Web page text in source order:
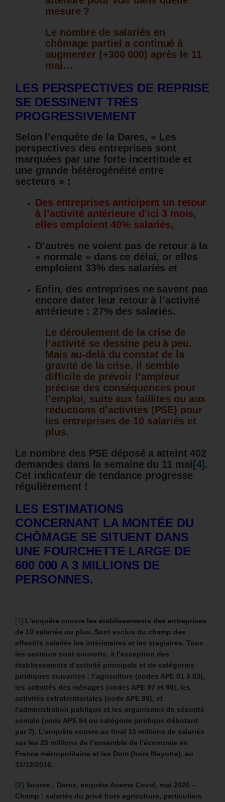
mesure ?
Le nombre de salariés en
chômage partiel a continué à
augmenter (+300 000) après le 11
mai…
LES PERSPECTIVES DE REPRISE
SE DESSINENT TRÈS
PROGRESSIVEMENT
Selon l’enquête de la Dares, « Les
perspectives des entreprises sont
marquées par une forte incertitude et
une grande hétérogénéité entre
secteurs » :
Des entreprises anticipent un retour
à l’activité antérieure d’ici 3 mois,
elles emploient 40% salariés,
D’autres ne voient pas de retour à la
« normale » dans ce délai, or elles
emploient 33% des salariés et
Enfin, des entreprises ne savent pas
encore dater leur retour à l’activité
antérieure : 27% des salariés.
Le déroulement de la crise de
l’activité se dessine peu à peu.
Mais au-delà du constat de la
gravité de la crise, il semble
difficile de prévoir l’ampleur
précise des conséquences pour
l’emploi, suite aux faillites ou aux
réductions d’activités (PSE) pour
les entreprises de 10 salariés et
plus.
Le nombre des PSE déposé a atteint 402
demandes dans la semaine du 11 mai [4] .
Cet indicateur de tendance progresse
régulièrement !
LES ESTIMATIONS
CONCERNANT LA MONTÉE DU
CHÔMAGE SE SITUENT DANS
UNE FOURCHETTE LARGE DE
600 000 A 3 MILLIONS DE
PERSONNES.
[1] L’enquête couvre les établissements des entreprises
de 10 salariés ou plus. Sont exclus du champ des
effectifs salariés les intérimaires et les stagiaires. Tous
les secteurs sont couverts, à l’exception des
établissements d’activité principale et de catégories
juridiques suivantes : l’agriculture (codes APE 01 à 03),
les activités des ménages (codes APE 97 et 98), les
activités extraterritoriales (code APE 99), et
l‘administration publique et les organismes de sécurité
sociale (code APE 84 ou catégorie juridique débutant
par 7). L’enquête couvre au final 15 millions de salariés
sur les 25 millions de l’ensemble de l’économie en
France métropolitaine et les Dom (hors Mayotte), au
31/12/2016.
[2] Source : Dares, enquête Acemo Covid, mai 2020 –
Champ : salariés du privé hors agriculture, particuliers